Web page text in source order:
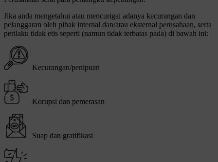
Jika anda mengetahui atau mencurigai adanya kecurangan dan
pelanggaran oleh pihak internal dan/atau eksternal perusahaan, serta
perilaku tidak etis seperti (namun tidak terbatas pada) di bawah ini:
Kecurangan/penipuan
Korupsi dan pemerasan
Suap dan gratifikasi